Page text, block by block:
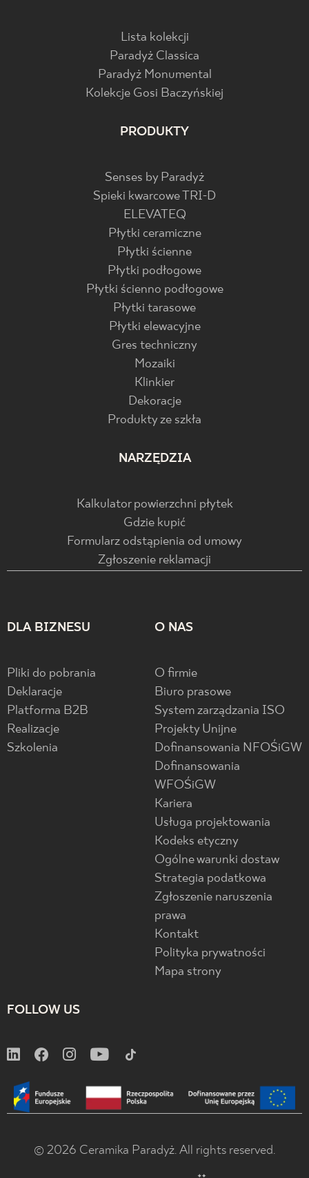
Lista kolekcji
Paradyż Classica
Paradyż Monumental
Kolekcje Gosi Baczyńskiej
PRODUKTY
Senses by Paradyż
Spieki kwarcowe TRI-D
ELEVATEQ
Płytki ceramiczne
Płytki ścienne
Płytki podłogowe
Płytki ścienno podłogowe
Płytki tarasowe
Płytki elewacyjne
Gres techniczny
Mozaiki
Klinkier
Dekoracje
Produkty ze szkła
NARZĘDZIA
Kalkulator powierzchni płytek
Gdzie kupić
Formularz odstąpienia od umowy
Zgłoszenie reklamacji
DLA BIZNESU
Pliki do pobrania
Deklaracje
Platforma B2B
Realizacje
Szkolenia
O NAS
O firmie
Biuro prasowe
System zarządzania ISO
Projekty Unijne
Dofinansowania NFOŚiGW
Dofinansowania
WFOŚiGW
Kariera
Usługa projektowania
Kodeks etyczny
Ogólne warunki dostaw
Strategia podatkowa
Zgłoszenie naruszenia
prawa
Kontakt
Polityka prywatności
Mapa strony
FOLLOW US
© 2026 Ceramika Paradyż. All rights reserved.